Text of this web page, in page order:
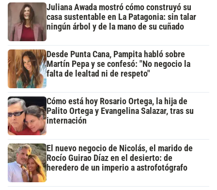
Juliana Awada mostró cómo construyó su
casa sustentable en La Patagonia: sin talar
ningún árbol y de la mano de su cuñado
Desde Punta Cana, Pampita habló sobre
Martín Pepa y se confesó: "No negocio la
falta de lealtad ni de respeto"
Cómo está hoy Rosario Ortega, la hija de
Palito Ortega y Evangelina Salazar, tras su
internación
El nuevo negocio de Nicolás, el marido de
Rocío Guirao Díaz en el desierto: de
heredero de un imperio a astrofotógrafo